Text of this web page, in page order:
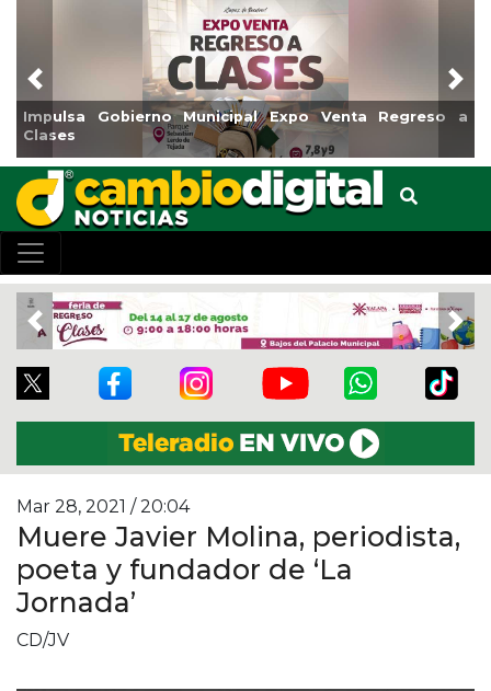
Venta Regreso a
Reabrirá Coatzacoalcos la Alberca
Centro
Previous
Previous
Mar 28, 2021 / 20:04
Muere Javier Molina, periodista,
poeta y fundador de ‘La
Jornada’
CD/JV